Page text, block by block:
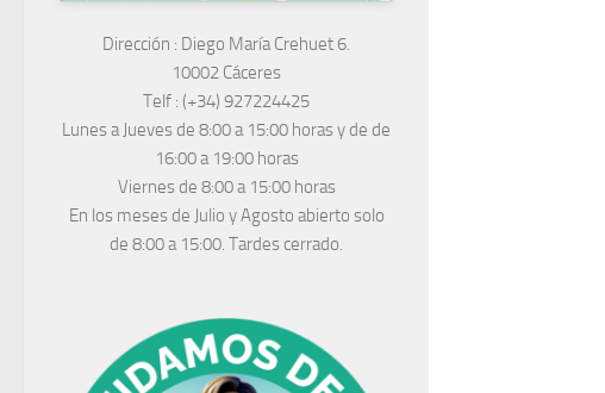
Dirección : Diego María Crehuet 6.
10002 Cáceres
Telf : (+34) 927224425
Lunes a Jueves de 8:00 a 15:00 horas y de de
16:00 a 19:00 horas
Viernes de 8:00 a 15:00 horas
En los meses de Julio y Agosto abierto solo
de 8:00 a 15:00. Tardes cerrado.